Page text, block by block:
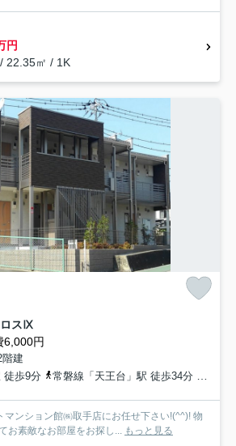
円
22.35㎡ / 1K
ロスⅨ
6,000円
建
徒歩9分
常磐線「天王台」駅 徒歩34分 常磐
マンション館㈱取手店にお任せ下さい!(^^)! 物
お素敵なお部屋をお探し... もっと見る